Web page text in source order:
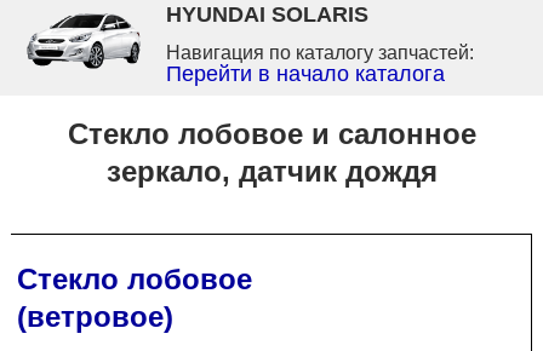
HYUNDAI SOLARIS
Навигация по каталогу запчастей:
Перейти в начало каталога
Стекло лобовое и салонное
зеркало, датчик дождя
Стекло лобовое
(ветровое)